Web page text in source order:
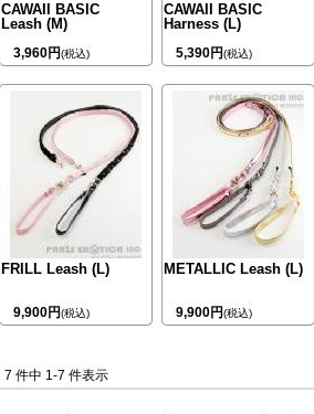
CAWAII BASIC
Leash (M)
3,960円(税込)
CAWAII BASIC
Harness (L)
5,390円(税込)
FRILL Leash (L)
9,900円(税込)
METALLIC Leash (L)
9,900円(税込)
7 件中 1-7 件表示